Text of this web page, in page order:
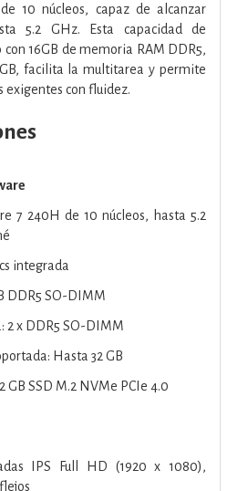
10 núcleos, capaz de alcanzar
5.2 GHz. Esta capacidad de
16GB de memoria RAM DDR5,
facilita la multitarea y permite
exigentes con fluidez.
7 240H de 10 núcleos, hasta 5.2
integrada
DDR5 SO-DIMM
2 x DDR5 SO-DIMM
Hasta 32 GB
GB SSD M.2 NVMe PCIe 4.0
IPS Full HD (1920 x 1080),